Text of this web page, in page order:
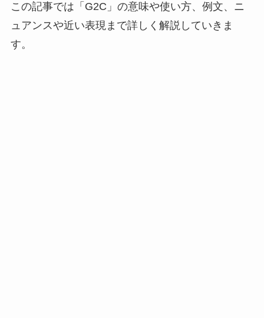
この記事では「G2C」の意味や使い方、例文、ニ
ュアンスや近い表現まで詳しく解説していきま
す。